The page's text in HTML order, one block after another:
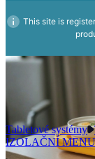
This site is
Tabletové systémy
IZOLAČNÍ